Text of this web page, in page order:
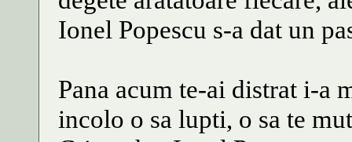
Ionel Popescu s-a dat un
Pana acum te-ai distrat i-a
incolo o sa lupti, o sa te